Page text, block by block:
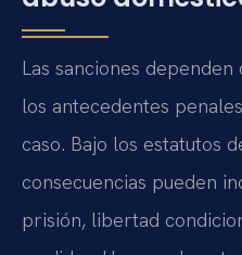
Las sanciones
los antecedentes
caso. Bajo los estatutos
consecuencias pueden
prisión, libertad